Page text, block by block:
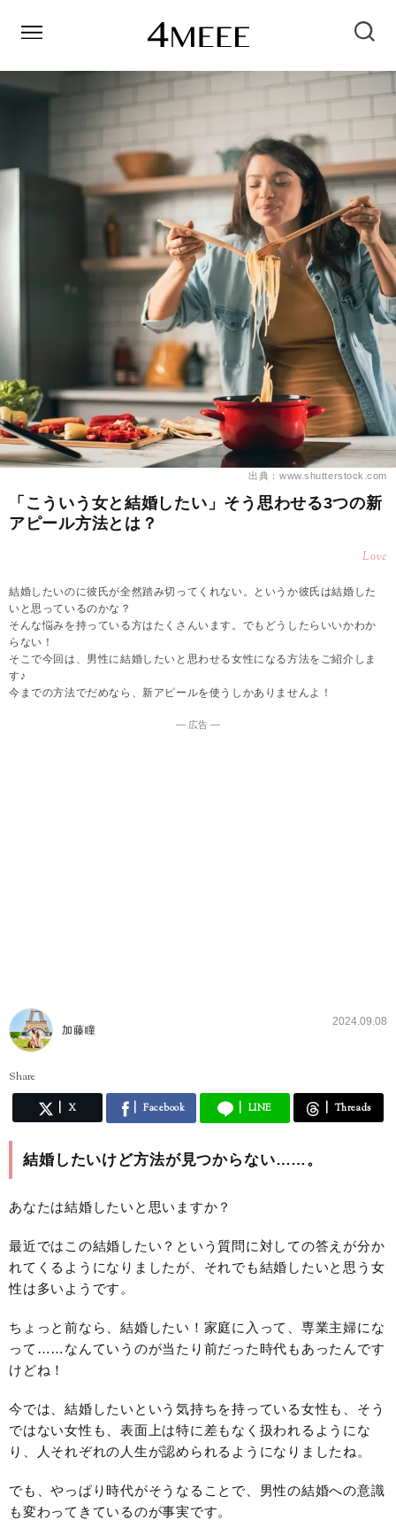
出典：www.shutterstock.com
「こういう女と結婚したい」そう思わせる3つの新
アピール方法とは？
Love
結婚したいのに彼氏が全然踏み切ってくれない。というか彼氏は結婚した
いと思っているのかな？
そんな悩みを持っている方はたくさんいます。でもどうしたらいいかわか
らない！
そこで今回は、男性に結婚したいと思わせる女性になる方法をご紹介しま
す♪
今までの方法でだめなら、新アピールを使うしかありませんよ！
― 広告 ―
加藤瞳
2024.09.08
Share
X Facebook LINE Threads
結婚したいけど方法が見つからない……。
あなたは結婚したいと思いますか？
最近ではこの結婚したい？という質問に対しての答えが分か
れてくるようになりましたが、それでも結婚したいと思う女
性は多いようです。
ちょっと前なら、結婚したい！家庭に入って、専業主婦にな
って……なんていうのが当たり前だった時代もあったんです
けどね！
今では、結婚したいという気持ちを持っている女性も、そう
ではない女性も、表面上は特に差もなく扱われるようにな
り、人それぞれの人生が認められるようになりましたね。
でも、やっぱり時代がそうなることで、男性の結婚への意識
も変わってきているのが事実です。